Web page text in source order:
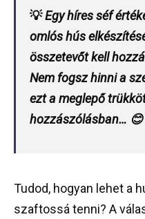
💡Egy híres séf
omlós hús
összetevőt kell
Nem fogsz hinni a
ezt a meglepő
hozzászólásban…
Tudod, hogyan lehet a
szaftossá tenni? A